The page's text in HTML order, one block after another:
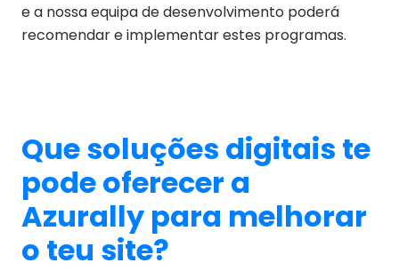
e a nossa equipa de desenvolvimento poderá
recomendar e implementar estes programas.
Que soluções digitais te
pode oferecer a
Azurally para melhorar
o teu site?